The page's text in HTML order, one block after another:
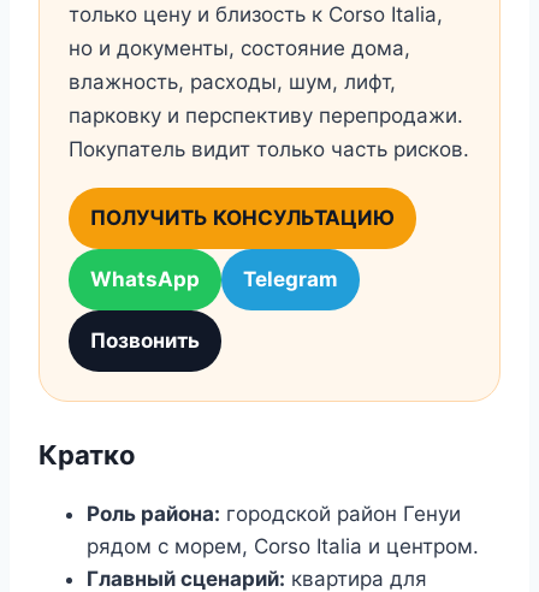
только цену и близость к Corso Italia,
но и документы, состояние дома,
влажность, расходы, шум, лифт,
парковку и перспективу перепродажи.
Покупатель видит только часть рисков.
ПОЛУЧИТЬ КОНСУЛЬТАЦИЮ
WhatsApp Telegram
Позвонить
Кратко
Роль района: городской район Генуи
рядом с морем, Corso Italia и центром.
Главный сценарий: квартира для